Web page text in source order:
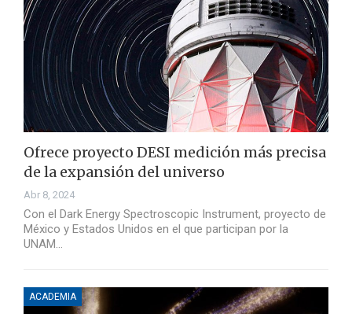
Ofrece proyecto DESI medición más precisa
de la expansión del universo
Abr 8, 2024
Con el Dark Energy Spectroscopic Instrument, proyecto de
México y Estados Unidos en el que participan por la
UNAM…
ACADEMIA